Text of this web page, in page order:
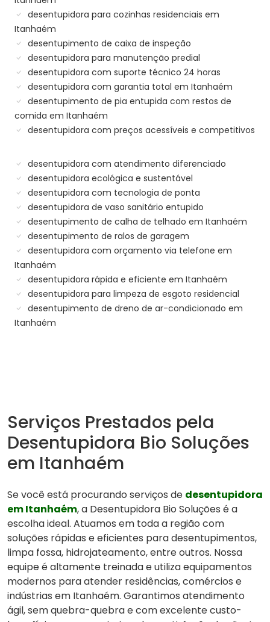
desentupidora para cozinhas residenciais em
Itanhaém
desentupimento de caixa de inspeção
desentupidora para manutenção predial
desentupidora com suporte técnico 24 horas
desentupidora com garantia total em Itanhaém
desentupimento de pia entupida com restos de
comida em Itanhaém
desentupidora com preços acessíveis e competitivos
desentupidora com atendimento diferenciado
desentupidora ecológica e sustentável
desentupidora com tecnologia de ponta
desentupidora de vaso sanitário entupido
desentupimento de calha de telhado em Itanhaém
desentupimento de ralos de garagem
desentupidora com orçamento via telefone em
Itanhaém
desentupidora rápida e eficiente em Itanhaém
desentupidora para limpeza de esgoto residencial
desentupimento de dreno de ar-condicionado em
Itanhaém
Serviços Prestados pela
Desentupidora Bio Soluções
em Itanhaém
Se você está procurando serviços de desentupidora
em Itanhaém, a Desentupidora Bio Soluções é a
escolha ideal. Atuamos em toda a região com
soluções rápidas e eficientes para desentupimentos,
limpa fossa, hidrojateamento, entre outros. Nossa
equipe é altamente treinada e utiliza equipamentos
modernos para atender residências, comércios e
indústrias em Itanhaém. Garantimos atendimento
ágil, sem quebra-quebra e com excelente custo-